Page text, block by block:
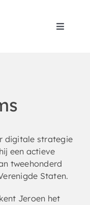
Toggle
digitale strategie
een actieve
tweehonderd
Staten.
Jeroen het